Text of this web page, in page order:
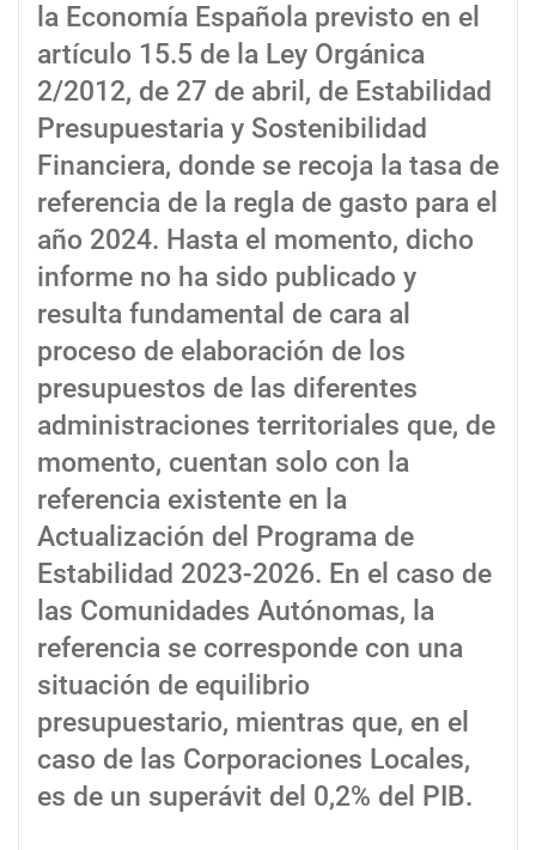
la Economía Española previsto en el
artículo 15.5 de la Ley Orgánica
2/2012, de 27 de abril, de Estabilidad
Presupuestaria y Sostenibilidad
Financiera, donde se recoja la tasa de
referencia de la regla de gasto para el
año 2024. Hasta el momento, dicho
informe no ha sido publicado y
resulta fundamental de cara al
proceso de elaboración de los
presupuestos de las diferentes
administraciones territoriales que, de
momento, cuentan solo con la
referencia existente en la
Actualización del Programa de
Estabilidad 2023-2026. En el caso de
las Comunidades Autónomas, la
referencia se corresponde con una
situación de equilibrio
presupuestario, mientras que, en el
caso de las Corporaciones Locales,
es de un superávit del 0,2% del PIB.